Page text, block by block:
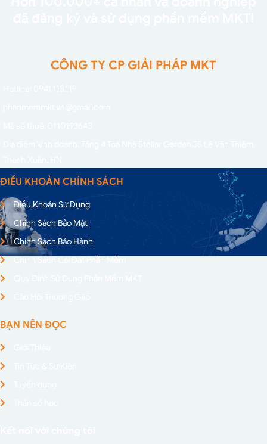
CÔNG TY CP GIẢI PHÁP MKT
ĐIỀU KHOẢN CHÍNH SÁCH
Điều Khoản Sử Dụng
Chính Sách Bảo Mật
Chính Sách Bảo Hành
BẠN NÊN ĐỌC